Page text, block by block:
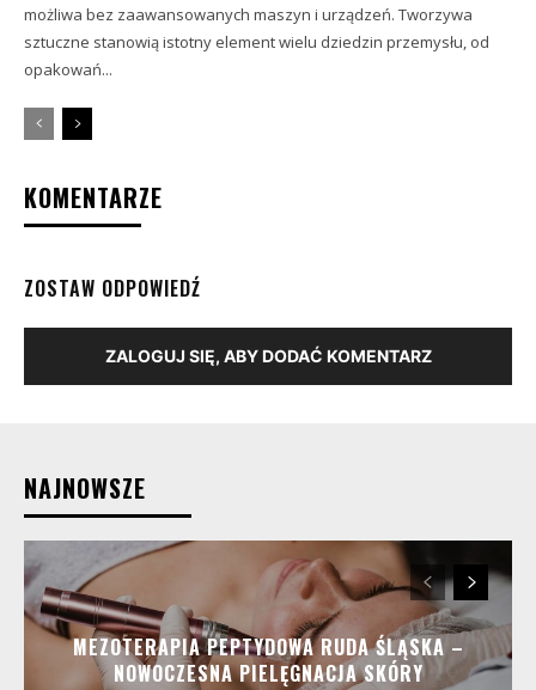
możliwa bez zaawansowanych maszyn i urządzeń. Tworzywa
sztuczne stanowią istotny element wielu dziedzin przemysłu, od
opakowań...
KOMENTARZE
ZOSTAW ODPOWIEDŹ
ZALOGUJ SIĘ, ABY DODAĆ KOMENTARZ
NAJNOWSZE
MEZOTERAPIA PEPTYDOWA RUDA ŚLĄSKA –
NOWOCZESNA PIELĘGNACJA SKÓRY